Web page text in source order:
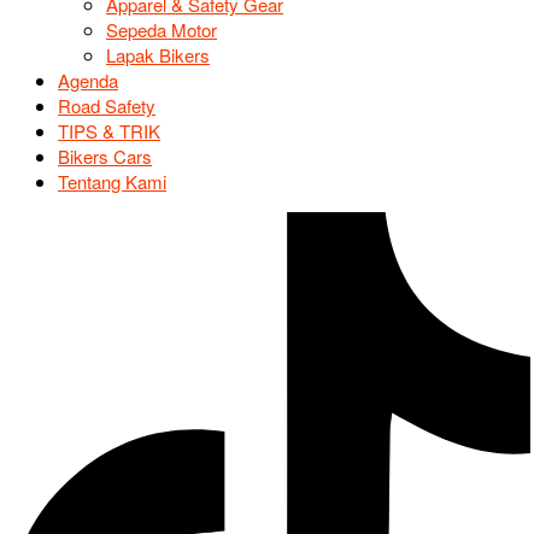
Sepeda Motor
Lapak Bikers
Agenda
Road Safety
TIPS & TRIK
Bikers Cars
Tentang Kami